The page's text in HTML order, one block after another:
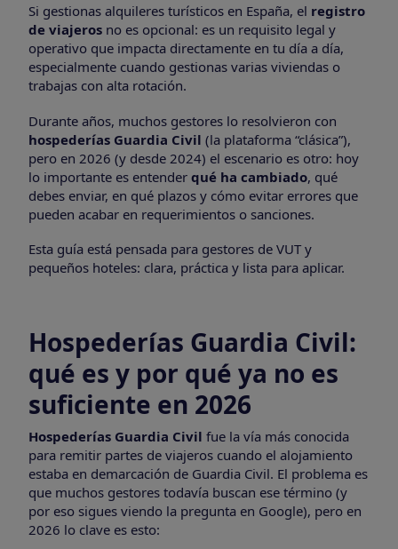
Si gestionas alquileres turísticos en España, el registro
de viajeros no es opcional: es un requisito legal y
operativo que impacta directamente en tu día a día,
especialmente cuando gestionas varias viviendas o
trabajas con alta rotación.
Durante años, muchos gestores lo resolvieron con
hospederías Guardia Civil (la plataforma “clásica”),
pero en 2026 (y desde 2024) el escenario es otro: hoy
lo importante es entender qué ha cambiado, qué
debes enviar, en qué plazos y cómo evitar errores que
pueden acabar en requerimientos o sanciones.
Esta guía está pensada para gestores de VUT y
pequeños hoteles: clara, práctica y lista para aplicar.
Hospederías Guardia Civil:
qué es y por qué ya no es
suficiente en 2026
Hospederías Guardia Civil fue la vía más conocida
para remitir partes de viajeros cuando el alojamiento
estaba en demarcación de Guardia Civil. El problema es
que muchos gestores todavía buscan ese término (y
por eso sigues viendo la pregunta en Google), pero en
2026 lo clave es esto: